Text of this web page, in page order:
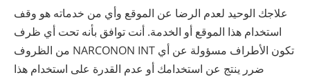
علاجك الوحيد لعدم الرضا عن الموقع وأي من خدماته هو وقف
استخدام هذا الموقع أو الخدمة. أنت توافق بأنه تحت أي ظرف
من الظروف NARCONON INT تكون الأطراف مسؤولة عن أي
ضرر ينتج عن استخدامك أو عدم القدرة على استخدام هذا